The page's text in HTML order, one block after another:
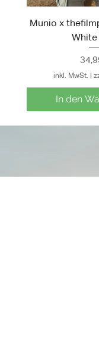
Munio x
White
Preis
inkl. MwSt.
In den